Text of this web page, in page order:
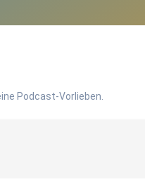
Podcast-Vorlieben.